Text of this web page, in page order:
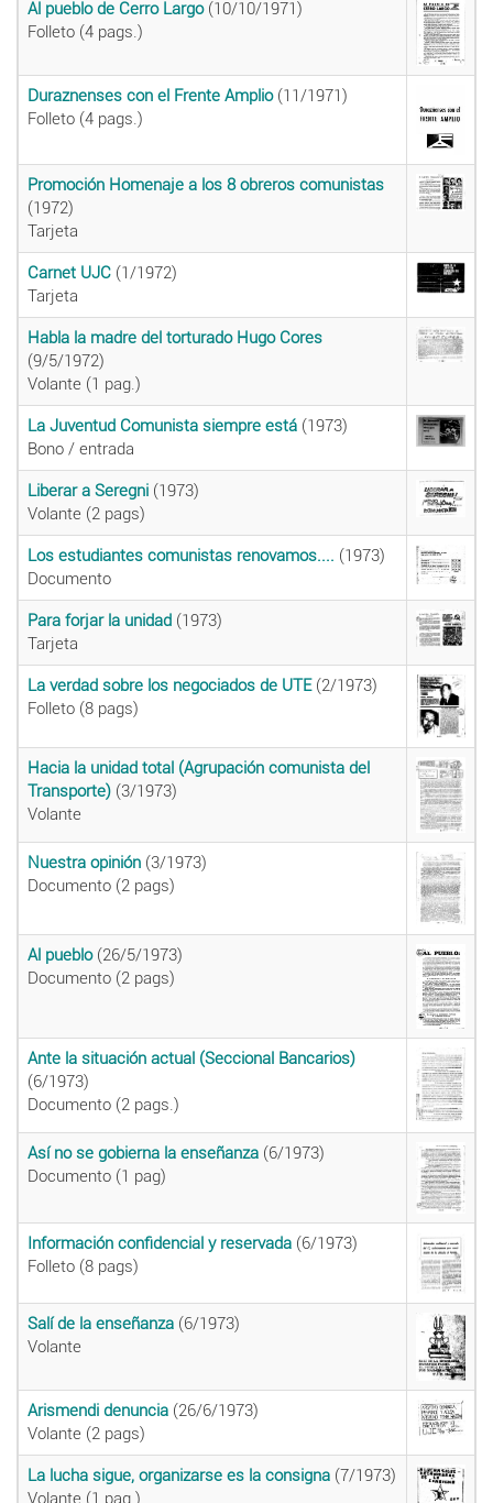
Al pueblo de Cerro Largo(10/10/1971)
Folleto (4 pags.)
Duraznenses con el Frente Amplio(11/1971)
Folleto (4 pags.)
Promoción Homenaje a los 8 obreros comunistas
(1972)
Tarjeta
Carnet UJC (1/1972)
Tarjeta
Habla la madre del torturado Hugo Cores
(9/5/1972)
Volante (1 pag.)
La Juventud Comunista siempre está (1973)
Bono / entrada
Liberar a Seregni (1973)
Volante (2 pags)
Los estudiantes comunistas renovamos.... (1973)
Documento
Para forjar la unidad (1973)
Tarjeta
La verdad sobre los negociados de UTE(2/1973)
Folleto (8 pags)
Hacia la unidad total (Agrupación comunista del
Transporte) (3/1973)
Volante
Nuestra opinión (3/1973)
Documento (2 pags)
Al pueblo(26/5/1973)
Documento (2 pags)
Ante la situación actual (Seccional Bancarios)
(6/1973)
Documento (2 pags.)
Así no se gobierna la enseñanza (6/1973)
Documento (1 pag)
Información confidencial y reservada (6/1973)
Folleto (8 pags)
Salí de la enseñanza (6/1973)
Volante
Arismendi denuncia (26/6/1973)
Volante (2 pags)
La lucha sigue, organizarse es la consigna (7/1973)
Volante (1 pag.)